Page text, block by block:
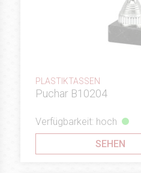
PLASTIKTASSEN
Puchar B10204
Verfügbarkeit: hoch
SEHEN